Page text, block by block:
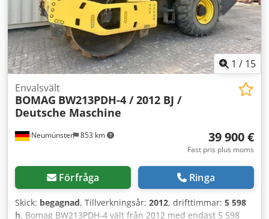
1 / 15
Neumünster 853 km
Envalsvält
BOMAG BW213PDH-4 / 2012 BJ /
Deutsche Maschine
39 900 €
Fast pris plus moms
Förfråga Ringa
Skick: begagnad, Tillverkningsår: 2012, drifttimmar: 5 598
h, Bomag BW213PDH-4 vält från 2012 med endast 5 598